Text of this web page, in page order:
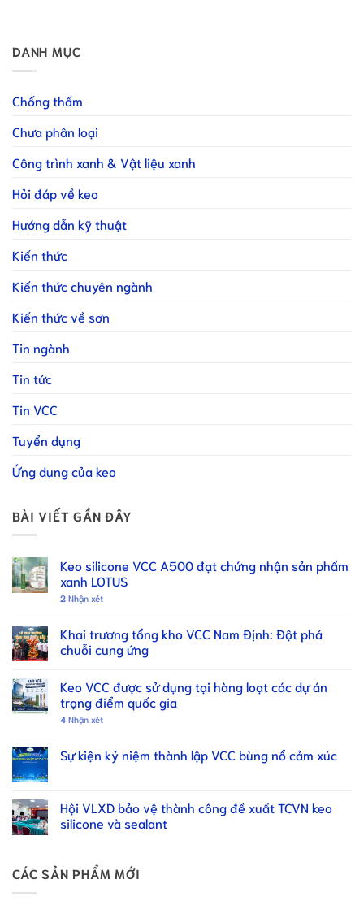
DANH MỤC
Chống thấm
Chưa phân loại
Công trình xanh & Vật liệu xanh
Hỏi đáp về keo
Hướng dẫn kỹ thuật
Kiến thức
Kiến thức chuyên ngành
Kiến thức về sơn
Tin ngành
Tin tức
Tin VCC
Tuyển dụng
Ứng dụng của keo
BÀI VIẾT GẦN ĐÂY
Keo silicone VCC A500 đạt chứng nhận sản phẩm
xanh LOTUS
2 Nhận xét
Khai trương tổng kho VCC Nam Định: Đột phá
chuỗi cung ứng
Keo VCC được sử dụng tại hàng loạt các dự án
trọng điểm quốc gia
4 Nhận xét
Sự kiện kỷ niệm thành lập VCC bùng nổ cảm xúc
Hội VLXD bảo vệ thành công đề xuất TCVN keo
silicone và sealant
CÁC SẢN PHẨM MỚI